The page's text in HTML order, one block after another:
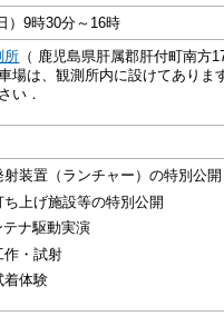
）9時30分～16時
所 （ 鹿児島県肝属郡肝付町南方
場は、観測所内に設けてありま
い．
装置（ランチャー）の特別公
上げ施設等の特別公開
ナ駆動実演
・試射
体験